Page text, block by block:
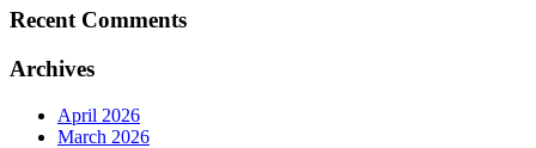
Recent Comments
Archives
April 2026
March 2026